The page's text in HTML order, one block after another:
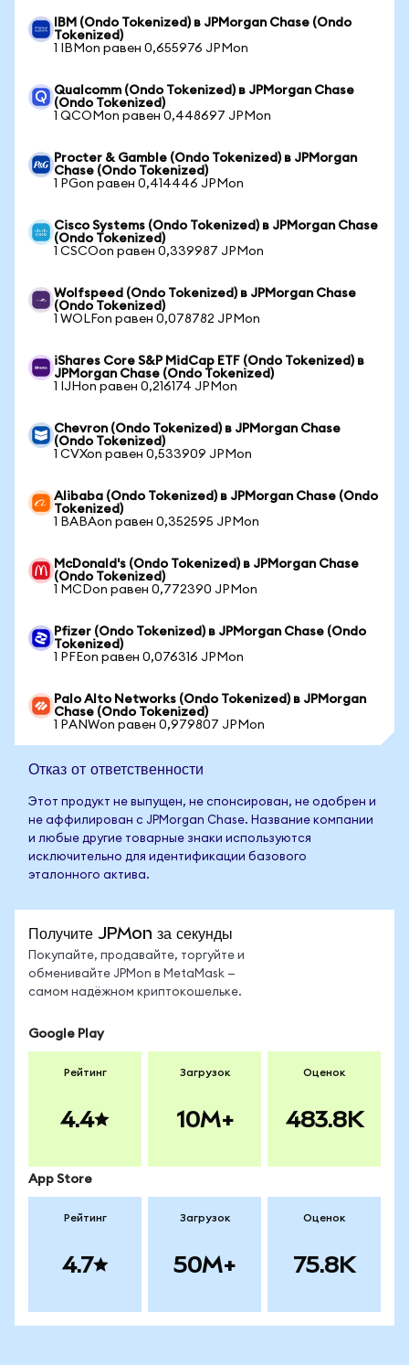
IBM (Ondo Tokenized) в JPMorgan Chase (Ondo
Tokenized)
1 IBMon равен 0,655976 JPMon
Qualcomm (Ondo Tokenized) в JPMorgan Chase
(Ondo Tokenized)
1 QCOMon равен 0,448697 JPMon
Procter & Gamble (Ondo Tokenized) в JPMorgan
Chase (Ondo Tokenized)
1 PGon равен 0,414446 JPMon
Cisco Systems (Ondo Tokenized) в JPMorgan Chase
(Ondo Tokenized)
1 CSCOon равен 0,339987 JPMon
Wolfspeed (Ondo Tokenized) в JPMorgan Chase
(Ondo Tokenized)
1 WOLFon равен 0,078782 JPMon
iShares Core S&P MidCap ETF (Ondo Tokenized) в
JPMorgan Chase (Ondo Tokenized)
1 IJHon равен 0,216174 JPMon
Chevron (Ondo Tokenized) в JPMorgan Chase
(Ondo Tokenized)
1 CVXon равен 0,533909 JPMon
Alibaba (Ondo Tokenized) в JPMorgan Chase (Ondo
Tokenized)
1 BABAon равен 0,352595 JPMon
McDonald's (Ondo Tokenized) в JPMorgan Chase
(Ondo Tokenized)
1 MCDon равен 0,772390 JPMon
Pfizer (Ondo Tokenized) в JPMorgan Chase (Ondo
Tokenized)
1 PFEon равен 0,076316 JPMon
Palo Alto Networks (Ondo Tokenized) в JPMorgan
Chase (Ondo Tokenized)
1 PANWon равен 0,979807 JPMon
Отказ от ответственности
Этот продукт не выпущен, не спонсирован, не одобрен и
не аффилирован с JPMorgan Chase. Название компании
и любые другие товарные знаки используются
исключительно для идентификации базового
эталонного актива.
Получите JPMon за секунды
Покупайте, продавайте, торгуйте и
обменивайте JPMon в MetaMask —
самом надёжном криптокошельке.
Google Play
Рейтинг
4.4
Загрузок
10M+
Оценок
483.8K
App Store
Рейтинг
4.7
Загрузок
50M+
Оценок
75.8K